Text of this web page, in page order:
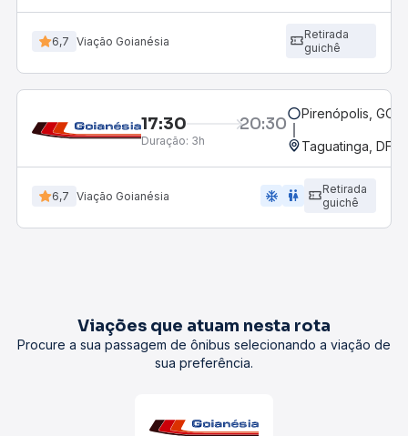
6,7 Viação Goianésia
Retirada
guichê
17:30 20:30
Duração: 3h
Pirenópolis, GO
Taguatinga, DF
6,7 Viação Goianésia ac_unit wc
Retirada
guichê
Viações que atuam nesta rota
Procure a sua passagem de ônibus selecionando a viação de
sua preferência.